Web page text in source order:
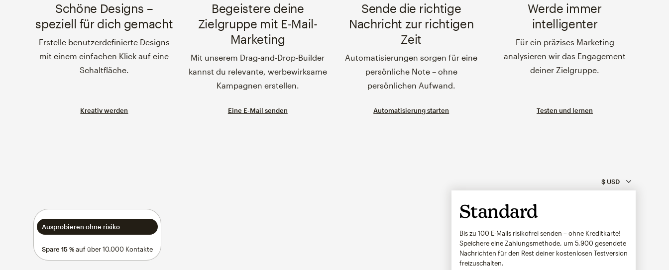
Schöne Designs –
speziell für dich gemacht
Erstelle benutzerdefinierte Designs
mit einem einfachen Klick auf eine
Schaltfläche.
Kreativ werden
Begeistere deine
Zielgruppe mit E‑Mail-
Marketing
Mit unserem Drag-and-Drop-Builder
kannst du relevante, werbewirksame
Kampagnen erstellen.
Eine E-Mail senden
Sende die richtige
Nachricht zur richtigen
Zeit
Automatisierungen sorgen für eine
persönliche Note – ohne
persönlichen Aufwand.
Automatisierung starten
Werde immer
intelligenter
Für ein präzises Marketing
analysieren wir das Engagement
deiner Zielgruppe.
Testen und lernen
Ausprobieren ohne risiko
Spare 15 %auf über 10.000 Kontakte
Standard
Bis zu 100 E-Mails risikofrei senden – ohne Kreditkarte!
Speichere eine Zahlungsmethode, um 5,900 gesendete
Nachrichten für den Rest deiner kostenlosen Testversion
freizuschalten.